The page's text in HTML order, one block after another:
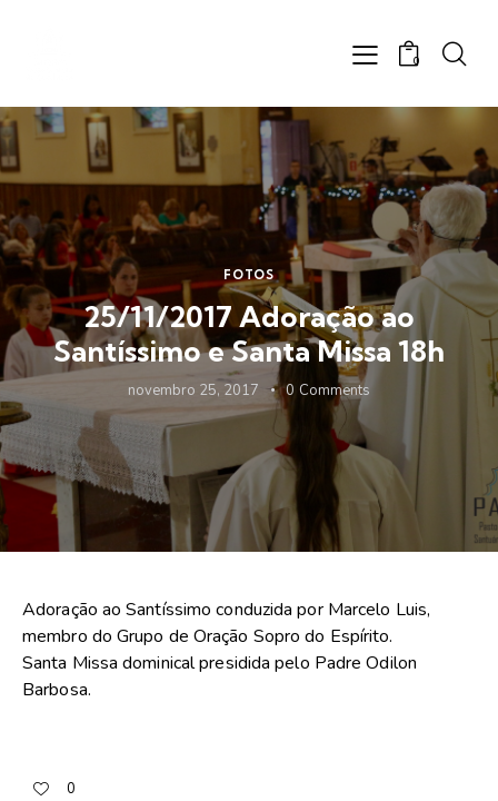
0
FOTOS
25/11/2017 Adoração ao
Santíssimo e Santa Missa 18h
novembro 25, 2017 0 Comments
Adoração ao Santíssimo conduzida por Marcelo Luis,
membro do Grupo de Oração Sopro do Espírito.
Santa Missa dominical presidida pelo Padre Odilon
Barbosa.
0